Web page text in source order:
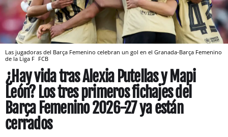
Las jugadoras del Barça Femenino celebran un gol en el Granada-Barça Femenino
de la Liga F FCB
¿Hay vida tras Alexia Putellas y Mapi
León? Los tres primeros fichajes del
Barça Femenino 2026-27 ya están
cerrados